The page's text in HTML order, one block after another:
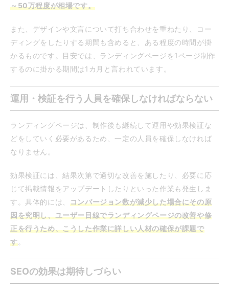
～50万程度が相場です。
また、デザインや文言について打ち合わせを重ねたり、コー
ディングをしたりする期間も含めると、ある程度の時間が掛
かるものです。目安では、ランディングページを1ページ制作
するのに掛かる期間は1カ月と言われています。
運用・検証を行う人員を確保しなければならない
ランディングページは、制作後も継続して運用や効果検証な
どをしていく必要があるため、一定の人員を確保しなければ
なりません。
効果検証には、結果次第で適切な改善を施したり、必要に応
じて掲載情報をアップデートしたりといった作業も発生しま
す。具体的には、 コンバージョン数が減少した場合にその原
因を究明し、ユーザー目線でランディングページの改善や修
正を行うため、こうした作業に詳しい人材の確保が課題で
す。
SEOの効果は期待しづらい